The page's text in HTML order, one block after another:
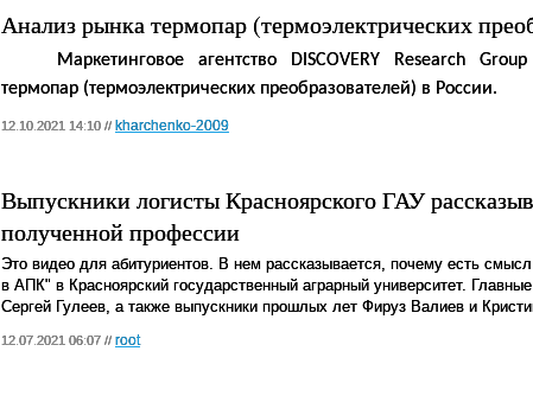
Анализ рынка термопар (термоэлектрических
Маркетинговое агентство DISCOVERY Research
термопар (термоэлектрических преобразователей) в России.
12.10.2021 14:10 // kharchenko-2009
Выпускники логисты Красноярского ГАУ
полученной профессии
Это видео для абитуриентов. В нем рассказывается, почему есть
в АПК" в Красноярский государственный аграрный университет.
Сергей Гулеев, а также выпускники прошлых лет Фируз Валиев и
12.07.2021 06:07 // root